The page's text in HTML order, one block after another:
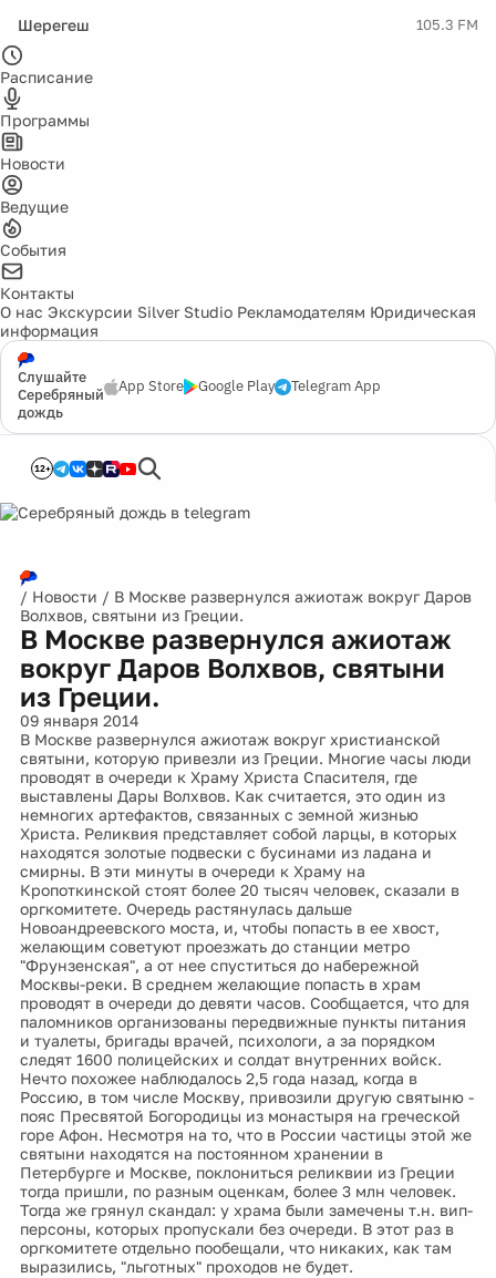
Шерегеш 105.3 FM
Расписание
Программы
Новости
Ведущие
События
Контакты
О нас Экскурсии Silver Studio Рекламодателям Юридическая
информация
Слушайте
Серебряный
дождь
App Store Google Play Telegram App
12+
/ Новости / В Москве развернулся ажиотаж вокруг Даров
Волхвов, святыни из Греции.
В Москве развернулся ажиотаж
вокруг Даров Волхвов, святыни
из Греции.
09 января 2014
В Москве развернулся ажиотаж вокруг христианской
святыни, которую привезли из Греции. Многие часы люди
проводят в очереди к Храму Христа Спасителя, где
выставлены Дары Волхвов. Как считается, это один из
немногих артефактов, связанных с земной жизнью
Христа. Реликвия представляет собой ларцы, в которых
находятся золотые подвески с бусинами из ладана и
смирны. В эти минуты в очереди к Храму на
Кропоткинской стоят более 20 тысяч человек, сказали в
оргкомитете. Очередь растянулась дальше
Новоандреевского моста, и, чтобы попасть в ее хвост,
желающим советуют проезжать до станции метро
"Фрунзенская", а от нее спуститься до набережной
Москвы-реки. В среднем желающие попасть в храм
проводят в очереди до девяти часов. Сообщается, что для
паломников организованы передвижные пункты питания
и туалеты, бригады врачей, психологи, а за порядком
следят 1600 полицейских и солдат внутренних войск.
Нечто похожее наблюдалось 2,5 года назад, когда в
Россию, в том числе Москву, привозили другую святыню -
пояс Пресвятой Богородицы из монастыря на греческой
горе Афон. Несмотря на то, что в России частицы этой же
святыни находятся на постоянном хранении в
Петербурге и Москве, поклониться реликвии из Греции
тогда пришли, по разным оценкам, более 3 млн человек.
Тогда же грянул скандал: у храма были замечены т.н. вип-
персоны, которых пропускали без очереди. В этот раз в
оргкомитете отдельно пообещали, что никаких, как там
выразились, "льготных" проходов не будет.